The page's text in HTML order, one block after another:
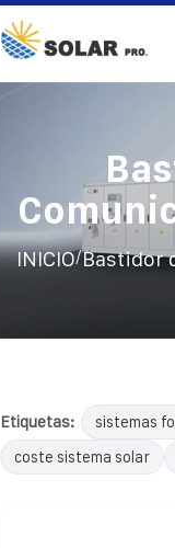
INICIO/Bastidor
Etiquetas: sistemas
coste sistema solar